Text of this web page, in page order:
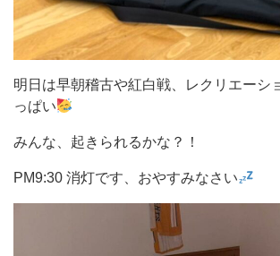
明日は早朝稽古や紅白戦、レクリエーシ
っぱい
みんな、起きられるかな？！
PM9:30 消灯です、おやすみなさい